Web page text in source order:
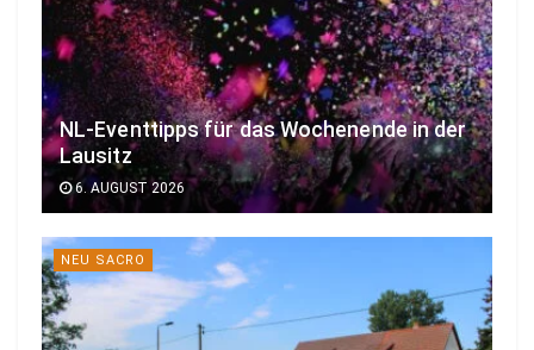
NL-Eventtipps für das Wochenende in der
Lausitz
6. AUGUST 2026
NEU SACRO